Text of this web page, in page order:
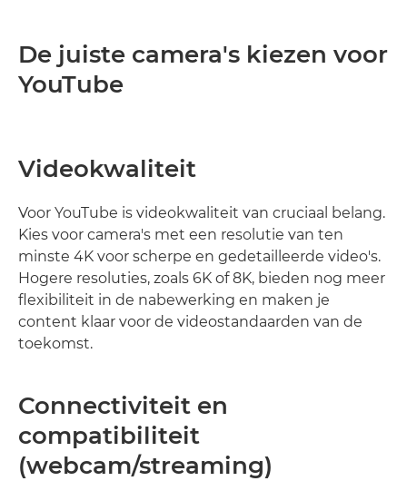
De juiste camera's kiezen voor
YouTube
Videokwaliteit
Voor YouTube is videokwaliteit van cruciaal belang.
Kies voor camera's met een resolutie van ten
minste 4K voor scherpe en gedetailleerde video's.
Hogere resoluties, zoals 6K of 8K, bieden nog meer
flexibiliteit in de nabewerking en maken je
content klaar voor de videostandaarden van de
toekomst.
Connectiviteit en
compatibiliteit
(webcam/streaming)